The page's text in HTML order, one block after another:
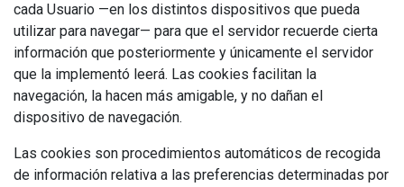
cada Usuario —en los distintos dispositivos que pueda
utilizar para navegar— para que el servidor recuerde cierta
información que posteriormente y únicamente el servidor
que la implementó leerá. Las cookies facilitan la
navegación, la hacen más amigable, y no dañan el
dispositivo de navegación.
Las cookies son procedimientos automáticos de recogida
de información relativa a las preferencias determinadas por